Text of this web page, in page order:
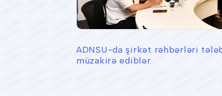
ADNSU-da şirkət rəhbərləri
müzakirə ediblər